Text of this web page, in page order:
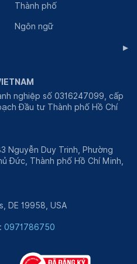
Thành phố
Ngôn ngữ
▸
nghiệp số 0316247099, cấp
Đầu tư Thành phố Hồ Chí
Nguyễn Duy Trinh, Phường
Đức, Thành phố Hồ Chí Minh,
DE 19958, USA
0971786750